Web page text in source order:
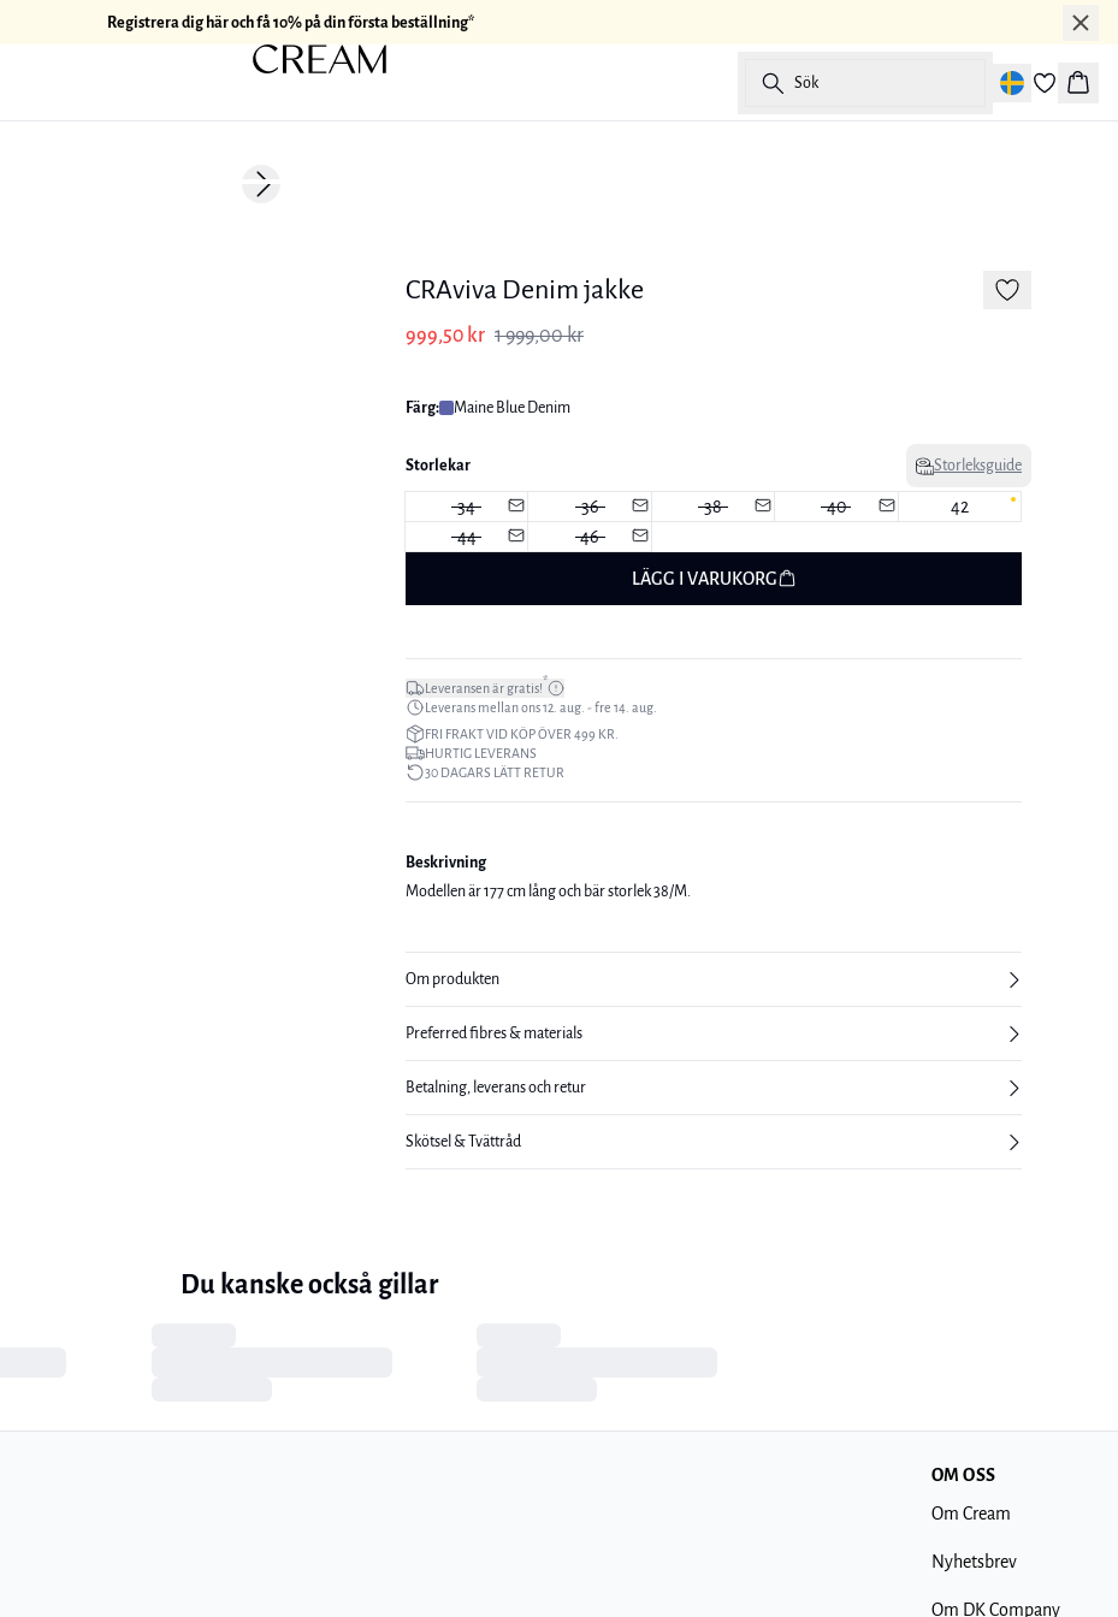
Registrera dig här och få 10% på din första beställning*
Sök
Korg
Next slide
CRAviva Denim jakke
999,50 kr 1 999,00 kr
Färg: Maine Blue Denim
Storlekar Storleksguide
34 36 38 40
42
44
46
LÄGG I VARUKORG
Leveransen är gratis!*
Leverans mellan ons 12. aug. - fre 14. aug.
FRI FRAKT VID KÖP ÖVER 499 KR.
HURTIG LEVERANS
30 DAGARS LÄTT RETUR
Beskrivning
Modellen är 177 cm lång och bär storlek 38/M.
Om produkten
Preferred fibres & materials
Betalning, leverans och retur
Skötsel & Tvättråd
Du kanske också gillar
OM OSS
Om Cream
Nyhetsbrev
Om DK Company